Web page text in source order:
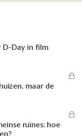
D-Day in film
maar de
ruïnes: hoe